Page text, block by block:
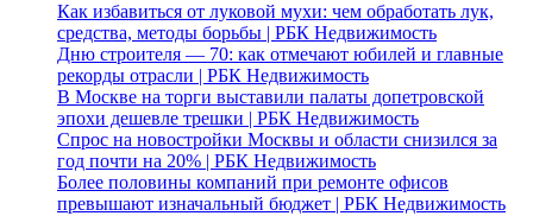
Как избавиться от луковой мухи: чем обработать лук,
средства, методы борьбы | РБК Недвижимость
Дню строителя — 70: как отмечают юбилей и главные
рекорды отрасли | РБК Недвижимость
В Москве на торги выставили палаты допетровской
эпохи дешевле трешки | РБК Недвижимость
Спрос на новостройки Москвы и области снизился за
год почти на 20% | РБК Недвижимость
Более половины компаний при ремонте офисов
превышают изначальный бюджет | РБК Недвижимость